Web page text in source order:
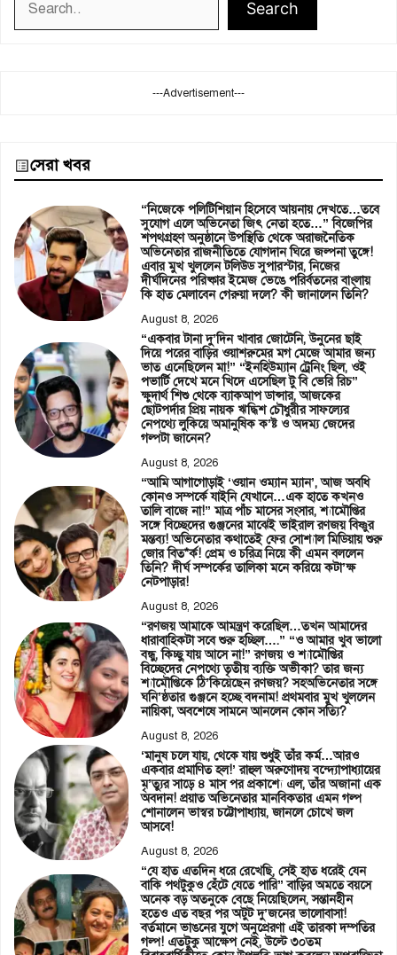
Search
---Advertisement---
সেরা খবর
“নিজেকে পলিটিশিয়ান হিসেবে আয়নায় দেখতে…তবে
সুযোগ এলে অভিনেতা জিৎ নেতা হতে…” বিজেপির
শপথগ্রহণ অনুষ্ঠানে উপস্থিতি থেকে অরাজনৈতিক
অভিনেতার রাজনীতিতে যোগদান ঘিরে জল্পনা তুঙ্গে!
এবার মুখ খুললেন টলিউড সুপারস্টার, নিজের
দীর্ঘদিনের পরিষ্কার ইমেজ ভেঙে পরির্বতনের বাংলায়
কি হাত মেলাবেন গেরুয়া দলে? কী জানালেন তিনি?
August 8, 2026
“একবার টানা দু’দিন খাবার জোটেনি, উনুনের ছাই
দিয়ে পরের বাড়ির ওয়াশরুমের মগ মেজে আমার জন্য
ভাত এনেছিলেন মা!” “ইনহিউম্যান ট্রেনিং ছিল, ওই
পভার্টি দেখে মনে খিদে এসেছিল টু বি ভেরি রিচ”
ক্ষুদার্থ শিশু থেকে ব্যাকআপ ডান্সার, আজকের
ছোটপর্দার প্রিয় নায়ক ঋদ্ধিশ চৌধুরীর সাফল্যের
নেপথ্যে লুকিয়ে অমানুষিক ক’ষ্ট ও অদম্য জেদের
গল্পটা জানেন?
August 8, 2026
“আমি আগাগোড়াই ‘ওয়ান ওম্যান ম্যান’, আজ অবধি
কোনও সম্পর্কে যাইনি যেখানে…এক হাতে কখনও
তালি বাজে না!” মাত্র পাঁচ মাসের সংসার, শ্যামৌপ্তির
সঙ্গে বিচ্ছেদের গুঞ্জনের মাঝেই ভাইরাল রণজয় বিষ্ণুর
মন্তব্য! অভিনেতার কথাতেই ফের সোশ্যাল মিডিয়ায় শুরু
জোর বিত*র্ক! প্রেম ও চরিত্র নিয়ে কী এমন বললেন
তিনি? দীর্ঘ সম্পর্কের তালিকা মনে করিয়ে কটা’ক্ষ
নেটপাড়ার!
August 8, 2026
“রণজয় আমাকে আমন্ত্রণ করেছিল…তখন আমাদের
ধারাবাহিকটা সবে শুরু হচ্ছিল….” “ও আমার খুব ভালো
বন্ধু, কিচ্ছু যায় আসে না!” রণজয় ও শ্যামৌপ্তির
বিচ্ছেদের নেপথ্যে তৃতীয় ব্যক্তি অভীকা? তার জন্য
শ্যামৌপ্তিকে ঠি’কিয়েছেন রণজয়? সহঅভিনেতার সঙ্গে
ঘনি’ষ্ঠতার গুঞ্জনে হচ্ছে বদনাম! প্রথমবার মুখ খুললেন
নায়িকা, অবশেষে সামনে আনলেন কোন সত্যি?
August 8, 2026
‘মানুষ চলে যায়, থেকে যায় শুধুই তাঁর কর্ম…আরও
একবার প্রমাণিত হল!’ রাহুল অরুণোদয় বন্দ্যোপাধ্যায়ের
মৃ’ত্যুর সাড়ে ৪ মাস পর প্রকাশ্যে এল, তাঁর অজানা এক
অবদান! প্রয়াত অভিনেতার মানবিকতার এমন গল্প
শোনালেন ভাস্বর চট্টোপাধ্যায়, জানলে চোখে জল
আসবে!
August 8, 2026
“যে হাত এতদিন ধরে রেখেছি, সেই হাত ধরেই যেন
বাকি পথটুকুও হেঁটে যেতে পারি” বাড়ির অমতে বয়সে
অনেক বড় অতনুকে বেছে নিয়েছিলেন, সন্তানহীন
হতেও এত বছর পর অটুট দু’জনের ভালোবাসা!
বর্তমানে ভাঙনের যুগে অনুপ্রেরণা এই তারকা দম্পতির
গল্প! এতটুকু আক্ষেপ নেই, উল্টে ৩০তম